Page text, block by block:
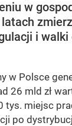
w
i
w Polsce
26 mld zł
miejsc
po